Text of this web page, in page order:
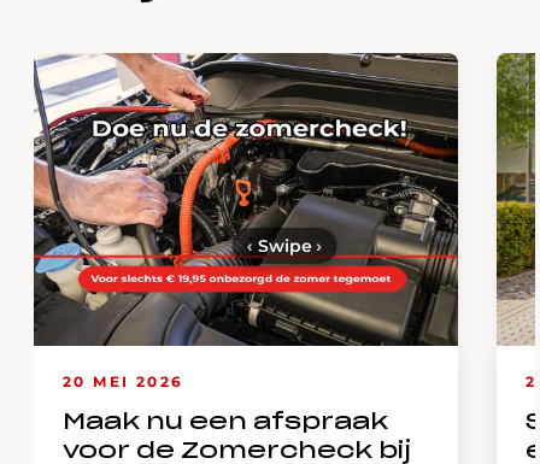
20 MEI 2026
Maak nu een afspraak
voor de Zomercheck bij
‹ Swipe›